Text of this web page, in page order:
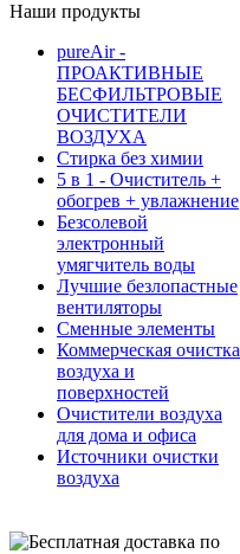
Наши продукты
pureAir -
ПРОАКТИВНЫЕ
БЕСФИЛЬТРОВЫЕ
ОЧИСТИТЕЛИ
ВОЗДУХА
Стирка без химии
5 в 1 - Очиститель +
обогрев + увлажнение
Безсолевой
электронный
умягчитель воды
Лучшие безлопастные
вентиляторы
Сменные элементы
Коммерческая очистка
воздуха и
поверхностей
Очистители воздуха
для дома и офиса
Источники очистки
воздуха